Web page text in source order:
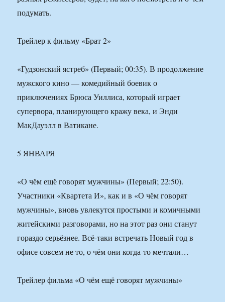
подумать.
Трейлер к фильму «Брат 2»
«Гудзонский ястреб» (Первый; 00:35). В продолжение
мужского кино — комедийный боевик о
приключениях Брюса Уиллиса, который играет
супервора, планирующего кражу века, и Энди
МакДауэлл в Ватикане.
5 ЯНВАРЯ
«О чём ещё говорят мужчины» (Первый; 22:50).
Участники «Квартета И», как и в «О чём говорят
мужчины», вновь увлекутся простыми и комичными
житейскими разговорами, но на этот раз они станут
гораздо серьёзнее. Всё-таки встречать Новый год в
офисе совсем не то, о чём они когда-то мечтали…
Трейлер фильма «О чём ещё говорят мужчины»